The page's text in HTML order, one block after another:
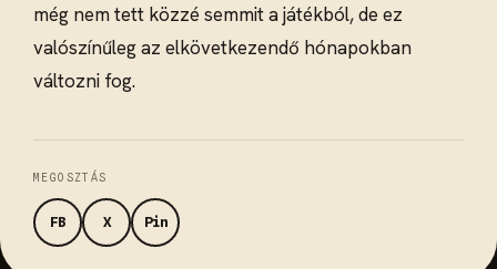
még nem tett közzé semmit a játékból, de ez
valószínűleg az elkövetkezendő hónapokban
változni fog.
MEGOSZTÁS
FB X Pin